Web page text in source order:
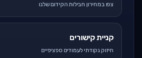
צפו במחירון חבילות הקידום שלנו
קניית קישורים
חיזוק נקודתי לעמודים ספציפיים